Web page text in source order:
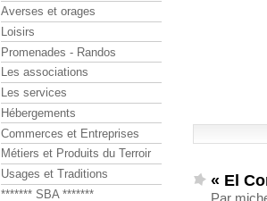
« El
Averses et orages
Loisirs
Promenades - Randos
Les associations
Les services
Hébergements
Commerces et Entreprises
Métiers et Produits du Terroir
Usages et Traditions
******* SBA *******